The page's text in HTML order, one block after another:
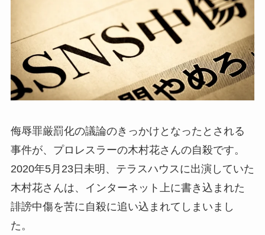
侮辱罪厳罰化の議論のきっかけとなったとされる
事件が、プロレスラーの木村花さんの自殺です。
2020年5月23日未明、テラスハウスに出演していた
木村花さんは、インターネット上に書き込まれた
誹謗中傷を苦に自殺に追い込まれてしまいまし
た。